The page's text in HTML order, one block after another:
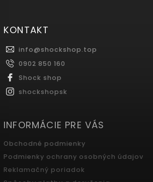
KONTAKT
info@shockshop.top
0902 850 160
Shock shop
shockshopsk
INFORMÁCIE PRE VÁS
Obchodné podmienky
Podmienky ochrany osobných údajov
Reklamačný poriadok